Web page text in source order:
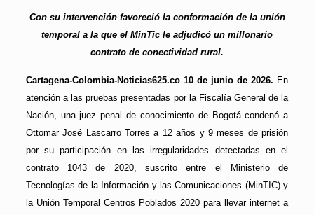
Con su intervención favoreció la conformación de la unión
temporal a la que el MinTic le adjudicó un millonario
contrato de conectividad rural.
Cartagena-Colombia-Noticias625.co 10 de junio de 2026. En
atención a las pruebas presentadas por la Fiscalía General de la
Nación, una juez penal de conocimiento de Bogotá condenó a
Ottomar José Lascarro Torres a 12 años y 9 meses de prisión
por su participación en las irregularidades detectadas en el
contrato 1043 de 2020, suscrito entre el Ministerio de
Tecnologías de la Información y las Comunicaciones (MinTIC) y
la Unión Temporal Centros Poblados 2020 para llevar internet a